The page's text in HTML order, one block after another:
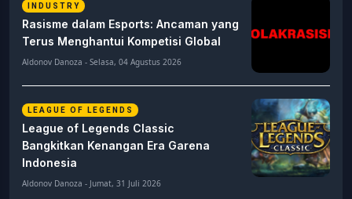
INDUSTRY
Rasisme dalam Esports: Ancaman yang
Terus Menghantui Kompetisi Global
Aldonov Danoza - Selasa, 04 Agustus 2026
LEAGUE OF LEGENDS
League of Legends Classic
Bangkitkan Kenangan Era Garena
Indonesia
Aldonov Danoza - Jumat, 31 Juli 2026